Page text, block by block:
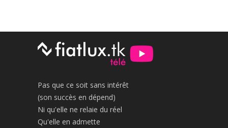
Pas que ce soit sans intérêt
(son succès en dépend)
Ni qu'elle ne relaie du réel
Qu'elle en admette